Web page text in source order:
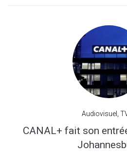
Audiovisuel
CANAL+ fait son